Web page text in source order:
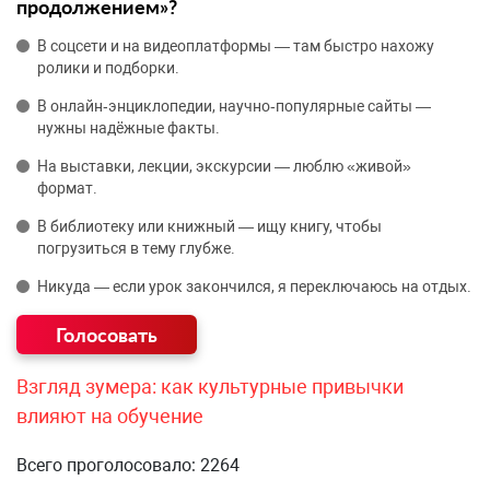
продолжением»?
В соцсети и на видеоплатформы — там быстро нахожу
ролики и подборки.
В онлайн‑энциклопедии, научно‑популярные сайты —
нужны надёжные факты.
На выставки, лекции, экскурсии — люблю «живой»
формат.
В библиотеку или книжный — ищу книгу, чтобы
погрузиться в тему глубже.
Никуда — если урок закончился, я переключаюсь на отдых.
Взгляд зумера: как культурные привычки
влияют на обучение
Всего проголосовало: 2264